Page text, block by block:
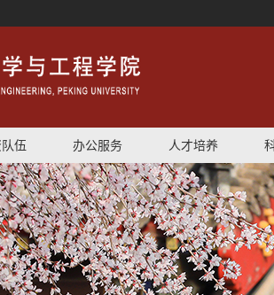
伍 办公服务 人才培养